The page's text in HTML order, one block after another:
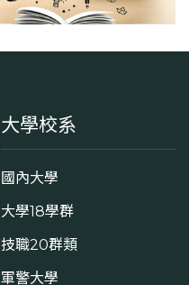
大學校系
國內大學
大學18學群
技職20群類
軍警大學